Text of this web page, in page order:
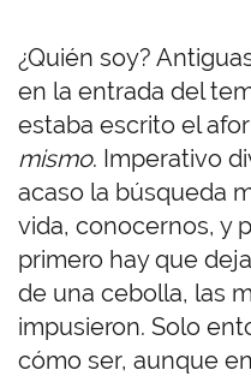
¿Quién soy?
en la entrada del
estaba escrito el
mismo. Imperativo
acaso la búsqueda
vida, conocernos, y
primero hay que
de una cebolla, las
impusieron. Solo
cómo ser, aunque